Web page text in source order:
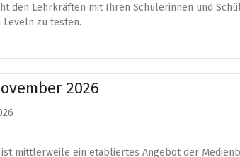
den Lehrkräften mit Ihren Schülerinnen und
zu testen.
2026
ist mittlerweile ein etabliertes Angebot der